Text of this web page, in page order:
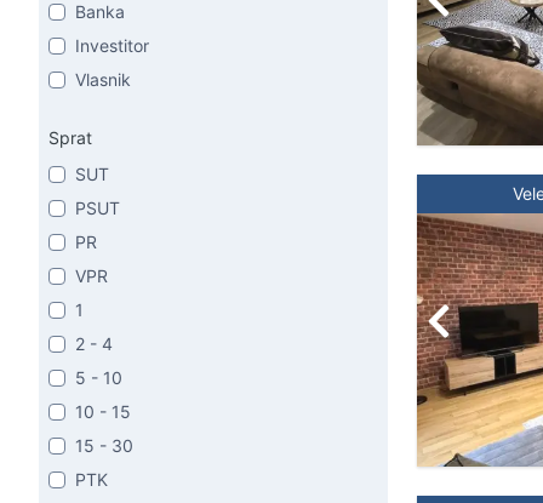
Banka
Investitor
Vlasnik
Sprat
SUT
PSUT
PR
VPR
1
2 - 4
5 - 10
10 - 15
15 - 30
PTK